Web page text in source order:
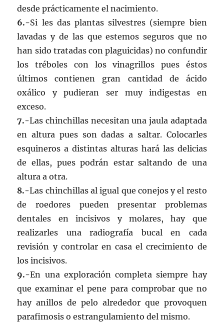
desde prácticamente el nacimiento.
6.-Si les das plantas silvestres (siempre bien
lavadas y de las que estemos seguros que no
han sido tratadas con plaguicidas) no confundir
los tréboles con los vinagrillos pues éstos
últimos contienen gran cantidad de ácido
oxálico y pudieran ser muy indigestas en
exceso.
7.-Las chinchillas necesitan una jaula adaptada
en altura pues son dadas a saltar. Colocarles
esquineros a distintas alturas hará las delicias
de ellas, pues podrán estar saltando de una
altura a otra.
8.-Las chinchillas al igual que conejos y el resto
de roedores pueden presentar problemas
dentales en incisivos y molares, hay que
realizarles una radiografía bucal en cada
revisión y controlar en casa el crecimiento de
los incisivos.
9.-En una exploración completa siempre hay
que examinar el pene para comprobar que no
hay anillos de pelo alrededor que provoquen
parafimosis o estrangulamiento del mismo.